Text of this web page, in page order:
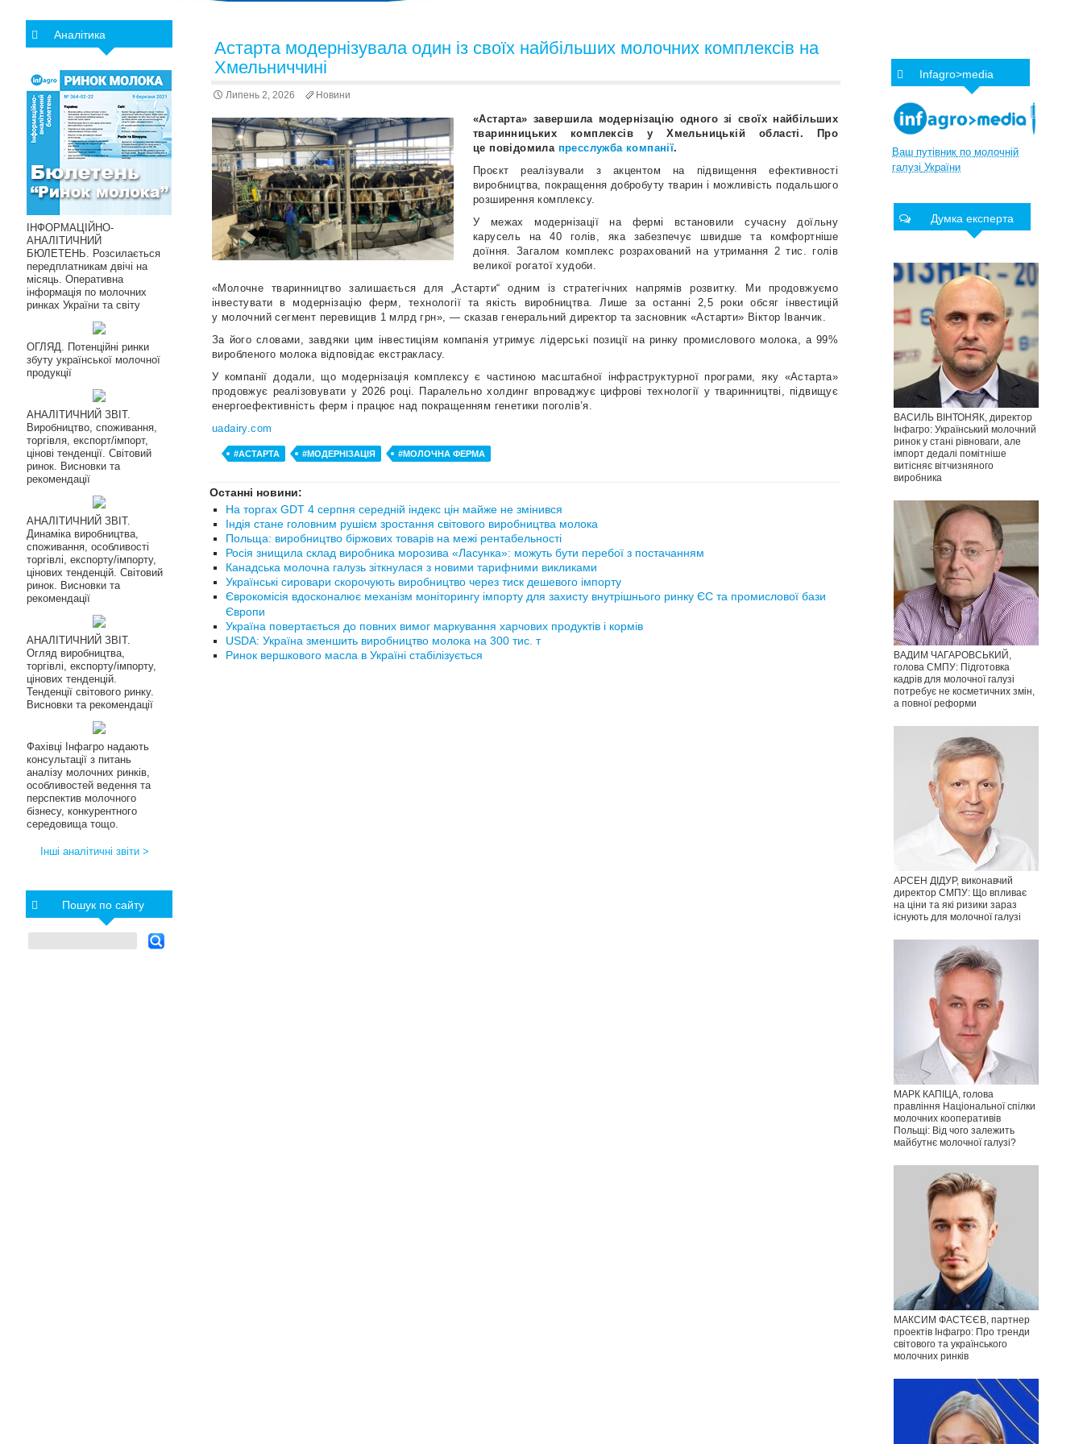
Астарта модернізувала один із своїх найбільших молочних комплексів на
Хмельниччині
Липень 2, 2026 Новини
«Астарта» завершила модернізацію одного зі своїх найбільших
тваринницьких комплексів у Хмельницькій області. Про
це повідомила пресслужба компанії.
Проєкт реалізували з акцентом на підвищення ефективності
виробництва, покращення добробуту тварин і можливість подальшого
розширення комплексу.
У межах модернізації на фермі встановили сучасну доїльну
карусель на 40 голів, яка забезпечує швидше та комфортніше
доїння. Загалом комплекс розрахований на утримання 2 тис. голів
великої рогатої худоби.
«Молочне тваринництво залишається для „Астарти“ одним із стратегічних напрямів розвитку. Ми продовжуємо
інвестувати в модернізацію ферм, технології та якість виробництва. Лише за останні 2,5 роки обсяг інвестицій
у молочний сегмент перевищив 1 млрд грн», — сказав генеральний директор та засновник «Астарти» Віктор Іванчик.
За його словами, завдяки цим інвестиціям компанія утримує лідерські позиції на ринку промислового молока, а 99%
виробленого молока відповідає екстракласу.
У компанії додали, що модернізація комплексу є частиною масштабної інфраструктурної програми, яку «Астарта»
продовжує реалізовувати у 2026 році. Паралельно холдинг впроваджує цифрові технології у тваринництві, підвищує
енергоефективність ферм і працює над покращенням генетики поголів’я.
uadairy.com
#АСТАРТА #МОДЕРНІЗАЦІЯ #МОЛОЧНА ФЕРМА
Останні новини:
На торгах GDT 4 серпня середній індекс цін майже не змінився
Індія стане головним рушієм зростання світового виробництва молока
Польща: виробництво біржових товарів на межі рентабельності
Росія знищила склад виробника морозива «Ласунка»: можуть бути перебої з постачанням
Канадська молочна галузь зіткнулася з новими тарифними викликами
Українські сировари скорочують виробництво через тиск дешевого імпорту
Єврокомісія вдосконалює механізм моніторингу імпорту для захисту внутрішнього ринку ЄС та промислової бази
Європи
Україна повертається до повних вимог маркування харчових продуктів і кормів
USDA: Україна зменшить виробництво молока на 300 тис. т
Ринок вершкового масла в Україні стабілізується
Infagro>media
Ваш путівник по молочній
галузі України
Думка експерта
ВАСИЛЬ ВІНТОНЯК, директор
Інфагро: Український молочний
ринок у стані рівноваги, але
імпорт дедалі помітніше
витісняє вітчизняного
виробника
ВАДИМ ЧАГАРОВСЬКИЙ,
голова СМПУ: Підготовка
кадрів для молочної галузі
потребує не косметичних змін,
а повної реформи
АРСЕН ДІДУР, виконавчий
директор СМПУ: Що впливає
на ціни та які ризики зараз
існують для молочної галузі
МАРК КАПІЦА, голова
правління Національної спілки
молочних кооперативів
Польщі: Від чого залежить
майбутнє молочної галузі?
МАКСИМ ФАСТЄЄВ, партнер
проектів Інфагро: Про тренди
світового та українського
молочних ринків
Аналітика
ІНФОРМАЦІЙНО-
АНАЛІТИЧНИЙ
БЮЛЕТЕНЬ. Розсилається
передплатникам двічі на
місяць. Оперативна
інформація по молочних
ринках України та світу
ОГЛЯД. Потенційні ринки
збуту української молочної
продукції
АНАЛІТИЧНИЙ ЗВІТ.
Виробництво, споживання,
торгівля, експорт/імпорт,
цінові тенденції. Світовий
ринок. Висновки та
рекомендації
АНАЛІТИЧНИЙ ЗВІТ.
Динаміка виробництва,
споживання, особливості
торгівлі, експорту/імпорту,
цінових тенденцій. Світовий
ринок. Висновки та
рекомендації
АНАЛІТИЧНИЙ ЗВІТ.
Огляд виробництва,
торгівлі, експорту/імпорту,
цінових тенденцій.
Тенденції світового ринку.
Висновки та рекомендації
Фахівці Інфагро надають
консультації з питань
аналізу молочних ринків,
особливостей ведення та
перспектив молочного
бізнесу, конкурентного
середовища тощо.
Інші аналітичні звіти >
Пошук по сайту